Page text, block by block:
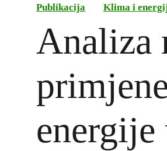
Publikacija Klima i
Analiza